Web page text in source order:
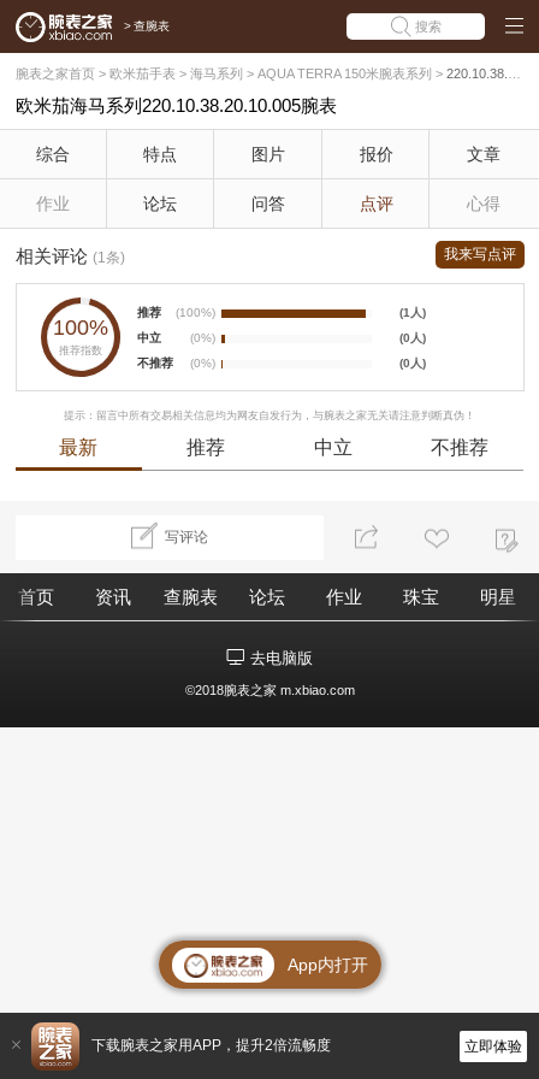
> 查腕表 搜索
腕表之家首页 > 欧米茄手表 > 海马系列 > AQUA TERRA 150米腕表系列 > 220.10.38.20.10.005
欧米茄海马系列220.10.38.20.10.005腕表
综合 特点 图片 报价 文章
作业 论坛 问答 点评 心得
相关评论 (1条) 我来写点评
100%
推荐指数
推荐 (100%)
(1人)
中立
(0%)
(0人)
不推荐
(0%) (0人)
提示：留言中所有交易相关信息均为网友自发行为，与腕表之家无关请注意判断真伪！
最新 推荐 中立 不推荐
写评论
首页 资讯 查腕表 论坛 作业 珠宝 明星
去电脑版
©2018腕表之家 m.xbiao.com
App内打开
下载腕表之家用APP，提升2倍流畅度 立即体验